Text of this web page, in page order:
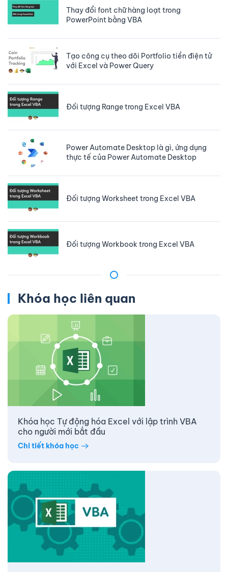
Thay đổi font chữ hàng loạt trong
PowerPoint bằng VBA
Tạo công cụ theo dõi Portfolio tiền điện tử
với Excel và Power Query
Đối tượng Range trong Excel VBA
Power Automate Desktop là gì, ứng dụng
thực tế của Power Automate Desktop
Đối tượng Worksheet trong Excel VBA
Đối tượng Workbook trong Excel VBA
Khóa học liên quan
Khóa học Tự động hóa Excel với lập trình VBA
cho người mới bắt đầu
Chi tiết khóa học